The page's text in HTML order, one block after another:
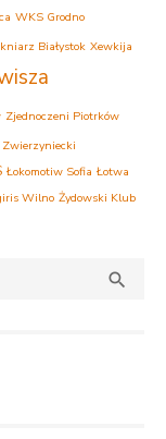
WKS Grodno
Białystok Xewkija
Zjednoczeni Piotrków
Zwierzyniecki
Łokomotiw Sofia Łotwa
Wilno Żydowski Klub
